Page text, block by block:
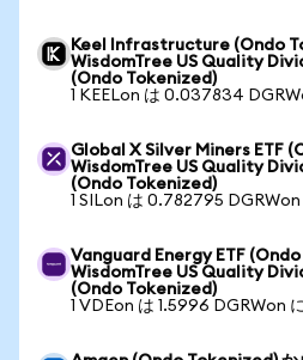
Keel Infrastructure (Ondo
WisdomTree US Quality
(Ondo Tokenized)
1 KEELon は 0.037834
Global X Silver Miners ETF
WisdomTree US Quality
(Ondo Tokenized)
1 SILon は 0.782795 DGRWon
Vanguard Energy ETF
WisdomTree US Quality
(Ondo Tokenized)
1 VDEon は 1.5996 DGRWon